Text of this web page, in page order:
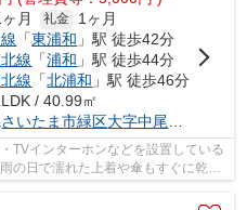
月 礼金
1ヶ月
「東浦和 」駅 徒歩42分
線 「浦和 」駅 徒歩44分
線 「北浦和 」駅 徒歩46分
/ 40.99㎡
さいたま市緑区大字中尾６７９-１
TVインターホンなどを設置している
の日で濡れた上着や傘もすぐに乾燥